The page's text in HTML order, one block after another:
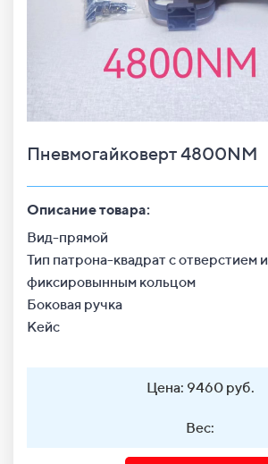
Пневмогайковерт 4800NM
Описание товара:
Вид-прямой
Тип патрона-квадрат с отверстием и
фиксировынным кольцом
Боковая ручка
Кейс
Цена: 9460 руб.
Вес: